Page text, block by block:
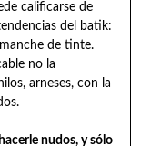
calificarse de
del batik:
de tinte.
no la
arneses, con la
nudos, y sólo